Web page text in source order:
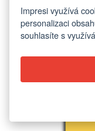
Impresi využívá
personalizaci
souhlasíte s